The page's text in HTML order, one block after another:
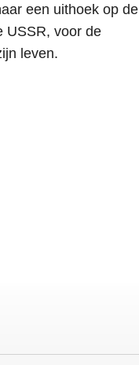
een uithoek op de
USSR, voor de
leven.